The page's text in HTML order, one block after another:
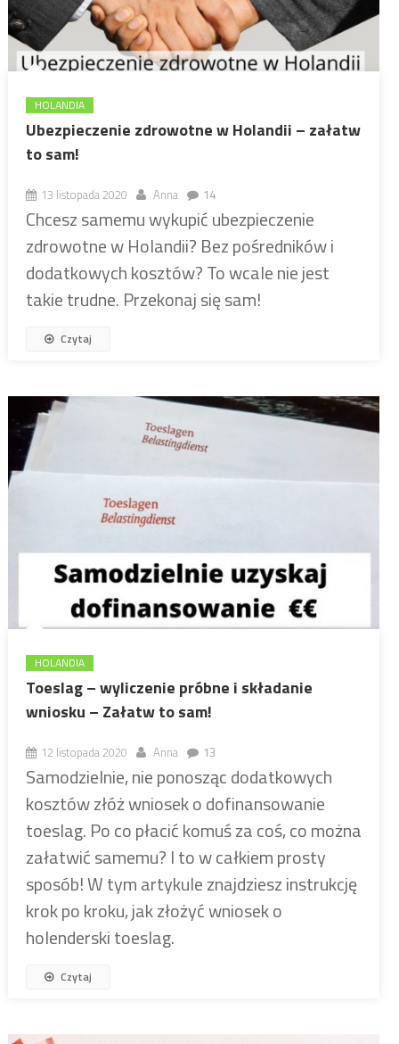
HOLANDIA
Ubezpieczenie zdrowotne w Holandii – załatw
to sam!
13 listopada 2020 Anna 14
Chcesz samemu wykupić ubezpieczenie
zdrowotne w Holandii? Bez pośredników i
dodatkowych kosztów? To wcale nie jest
takie trudne. Przekonaj się sam!
Czytaj
HOLANDIA
Toeslag – wyliczenie próbne i składanie
wniosku – Załatw to sam!
12 listopada 2020 Anna 13
Samodzielnie, nie ponosząc dodatkowych
kosztów złóż wniosek o dofinansowanie
toeslag. Po co płacić komuś za coś, co można
załatwić samemu? I to w całkiem prosty
sposób! W tym artykule znajdziesz instrukcję
krok po kroku, jak złożyć wniosek o
holenderski toeslag.
Czytaj